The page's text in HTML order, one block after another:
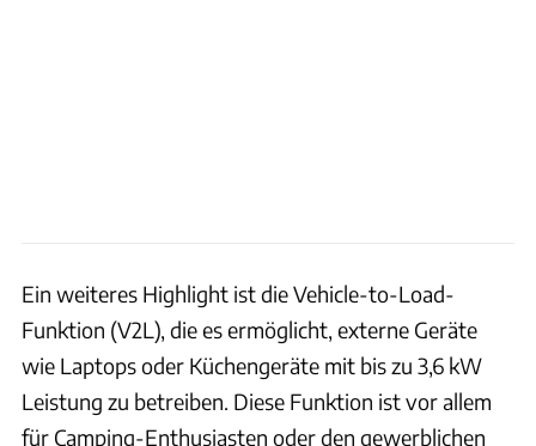
Ein weiteres Highlight ist die Vehicle-to-Load-
Funktion (V2L), die es ermöglicht, externe Geräte
wie Laptops oder Küchengeräte mit bis zu 3,6 kW
Leistung zu betreiben. Diese Funktion ist vor allem
für Camping-Enthusiasten oder den gewerblichen